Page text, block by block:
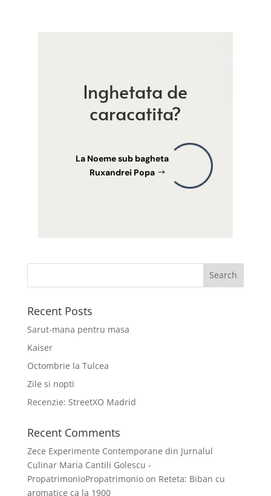
Inghetata de
caracatita?
La Noeme sub bagheta
Ruxandrei Popa
Recent Posts
Sarut-mana pentru masa
Kaiser
Octombrie la Tulcea
Zile si nopti
Recenzie: StreetXO Madrid
Recent Comments
Zece Experimente Contemporane din Jurnalul
Culinar Maria Cantili Golescu -
PropatrimonioPropatrimonioon Reteta: Biban cu
aromatice ca la 1900